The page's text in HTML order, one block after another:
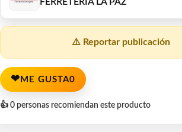
⚠️ Reportar publicación
❤ ME GUSTA0
👍 0 personas recomiendan este producto